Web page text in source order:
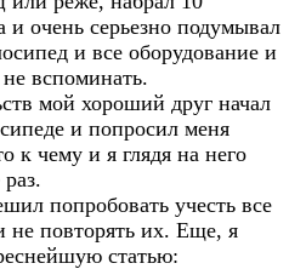
очень серьезно подумывал
и все оборудование и
вспоминать.
мой хороший друг начал
и попросил меня
к чему и я глядя на него
попробовать учесть все
повторять их. Еще, я
статью: